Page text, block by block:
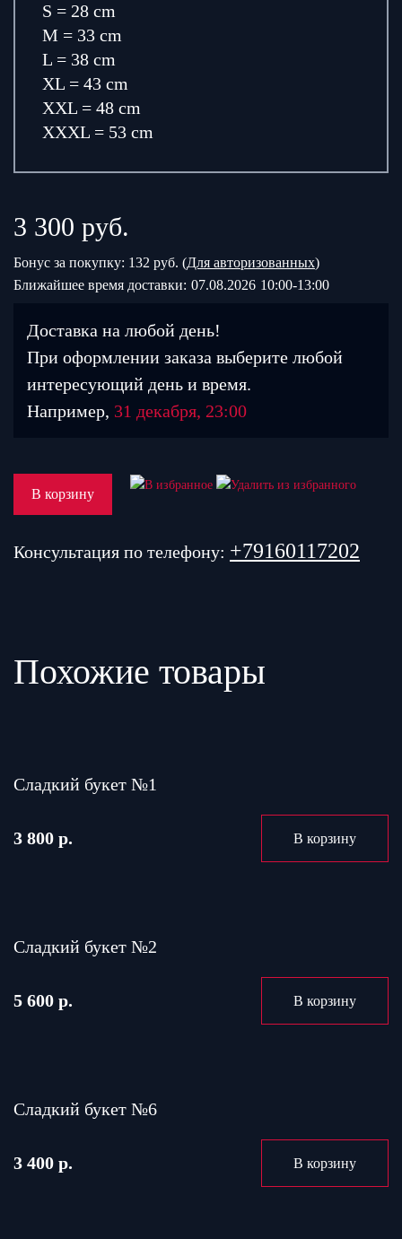
S = 28 cm
M = 33 cm
L = 38 cm
XL = 43 cm
XXL = 48 cm
XXXL = 53 cm
3 300 руб.
Бонус за покупку: 132 руб. (Для авторизованных)
Ближайшее время доставки: 07.08.2026 10:00-13:00
Доставка на любой день!
При оформлении заказа выберите любой
интересующий день и время.
Например, 31 декабря, 23:00
В корзину
Консультация по телефону: +79160117202
Похожие товары
Сладкий букет №1
3 800 р. В корзину
Сладкий букет №2
5 600 р. В корзину
Сладкий букет №6
3 400 р. В корзину